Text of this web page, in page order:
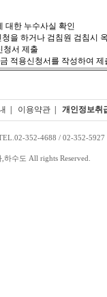
대한 누수사실 확인
을 하거나 검침원 검침시
청서 제출
적용신청서를 작성하여 제
이용약관 개인정보취
352-4688 / 02-352-5927
수도 All rights Reserved.